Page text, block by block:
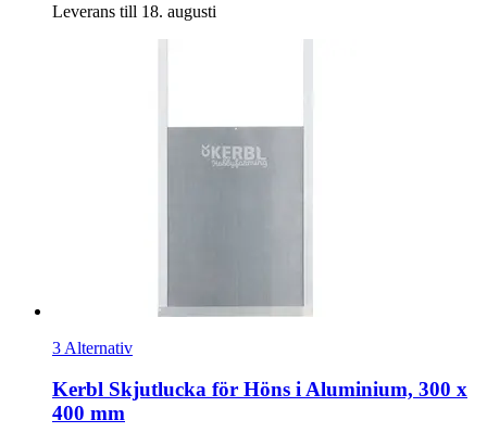
Leverans till 18. augusti
3 Alternativ
Kerbl Skjutlucka för Höns i Aluminium, 300 x
400 mm